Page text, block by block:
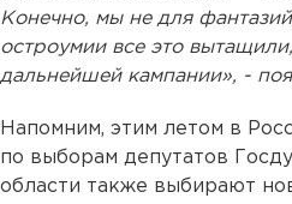
Конечно, мы не для
остроумии все это
дальнейшей кампании», -
Напомним, этим летом в
по выборам депутатов
области также выбирают